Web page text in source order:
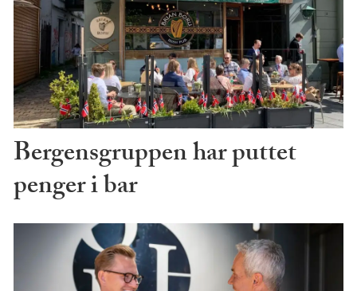
Bergensgruppen har puttet
penger i bar